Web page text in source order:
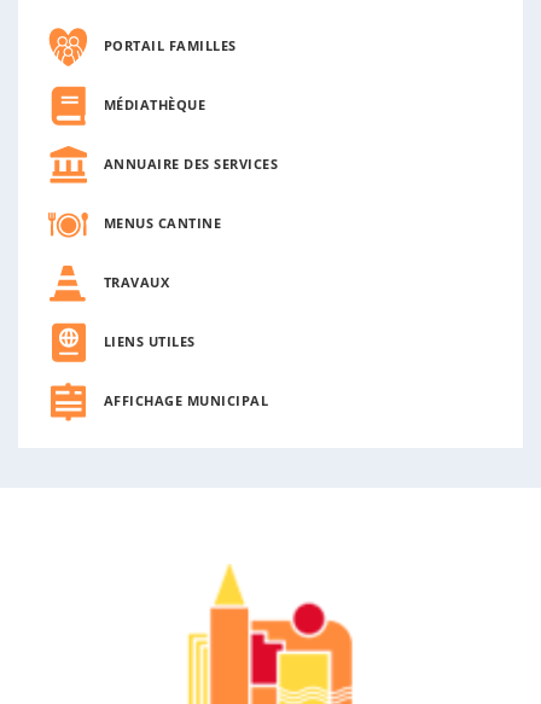
PORTAIL FAMILLES
MÉDIATHÈQUE
ANNUAIRE DES SERVICES
MENUS CANTINE
TRAVAUX
LIENS UTILES
AFFICHAGE MUNICIPAL